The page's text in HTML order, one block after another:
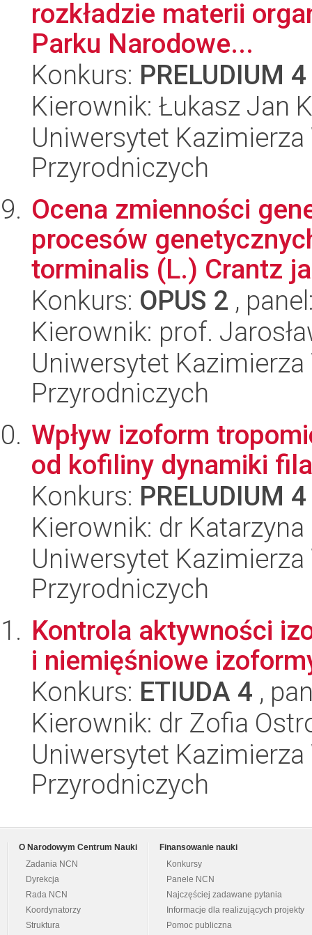
rozkładzie materii
Parku Narodowe...
Konkurs: PRELUDIUM 4
Kierownik: Łukasz Jan
Uniwersytet Kazimierza
Przyrodniczych
Ocena zmienności
procesów
torminalis (L.) Crantz
Konkurs: OPUS 2 ,
Kierownik: prof.
Uniwersytet Kazimierza
Przyrodniczych
Wpływ izoform
od kofiliny dynamiki
Konkurs: PRELUDIUM 4
Kierownik: dr
Uniwersytet Kazimierza
Przyrodniczych
Kontrola aktywności
i niemięśniowe
Konkurs: ETIUDA 4 ,
Kierownik: dr Zofia
Uniwersytet Kazimierza
Przyrodniczych
O Narodowym Centrum Nauki
Zadania NCN
Dyrekcja
Rada NCN
Koordynatorzy
Struktura
Finansowanie nauki
Konkursy
Panele NCN
Najczęściej zadawane pytania
Informacje dla realizujących projekty
Pomoc publiczna